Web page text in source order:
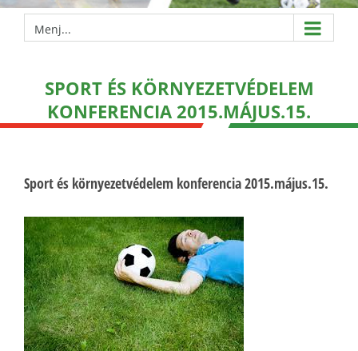
Menj...
SPORT ÉS KÖRNYEZETVÉDELEM
KONFERENCIA 2015.MÁJUS.15.
Sport és környezetvédelem konferencia 2015.május.15.